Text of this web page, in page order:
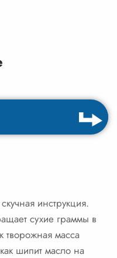
инструкция.
сухие граммы в
творожная масса
шипит масло на